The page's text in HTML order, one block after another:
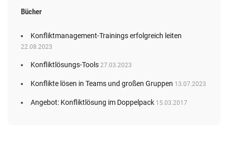
Bücher
Konfliktmanagement-Trainings erfolgreich leiten
22.08.2023
Konfliktlösungs-Tools 27.03.2023
Konflikte lösen in Teams und großen Gruppen 13.07.2023
Angebot: Konfliktlösung im Doppelpack 15.03.2017